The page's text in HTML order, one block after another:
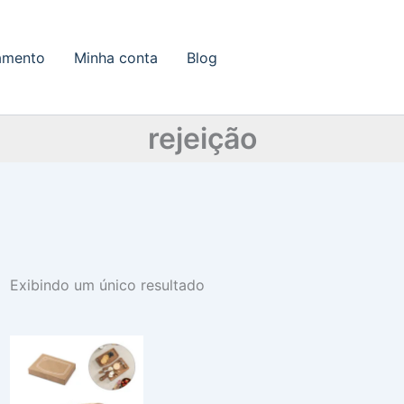
Minha conta Blog
rejeição
Exibindo um único resultado